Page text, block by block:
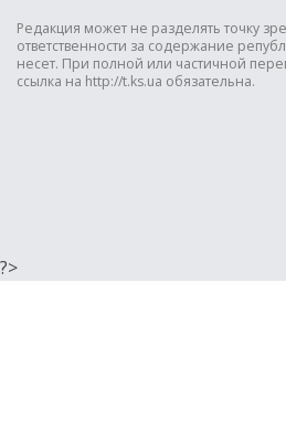
Редакция может не разделять точку
ответственности за содержание
несет. При полной или частичной
ссылка на http://t.ks.ua обязательна.
?>